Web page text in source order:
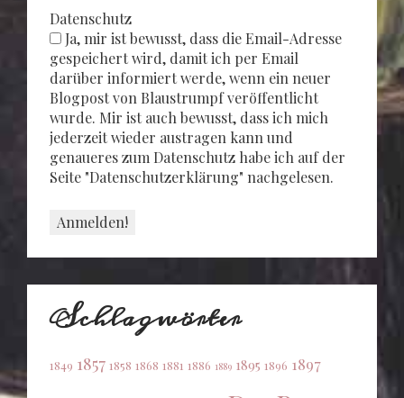
Datenschutz
Ja, mir ist bewusst, dass die Email-Adresse
gespeichert wird, damit ich per Email
darüber informiert werde, wenn ein neuer
Blogpost von Blaustrumpf veröffentlicht
wurde. Mir ist auch bewusst, dass ich mich
jederzeit wieder austragen kann und
genaueres zum Datenschutz habe ich auf der
Seite "Datenschutzerklärung" nachgelesen.
Schlagwörter
1849 1857 1858 1868 1881 1886 1889 1895 1896 1897